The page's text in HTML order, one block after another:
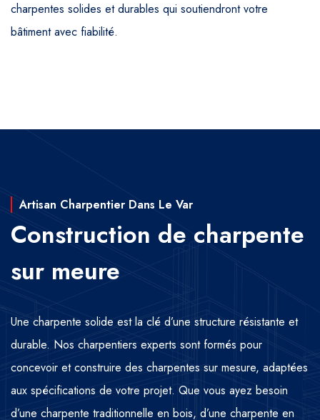
charpentes solides et durables qui soutiendront votre
bâtiment avec fiabilité.
Artisan Charpentier Dans Le Var
Construction de charpente
sur meure
Une charpente solide est la clé d’une structure résistante et
durable. Nos charpentiers experts sont formés pour
concevoir et construire des charpentes sur mesure, adaptées
aux spécifications de votre projet. Que vous ayez besoin
d’une charpente traditionnelle en bois, d’une charpente en